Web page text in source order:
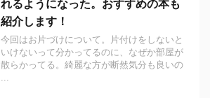
れるようになった。おすすめの本も
紹介します！
今回はお片づけについて。片付けをしないと
いけないって分かってるのに、なぜか部屋が
散らかってる。綺麗な方が断然気分も良いの